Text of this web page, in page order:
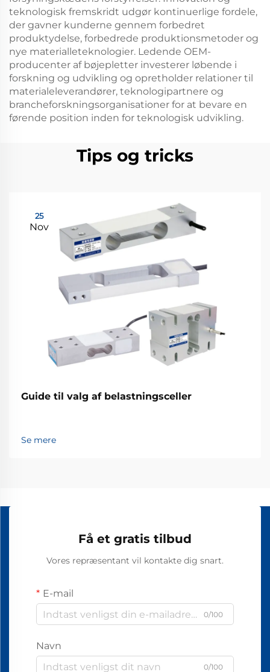
teknologisk fremskridt udgør kontinuerlige fordele,
der gavner kunderne gennem forbedret
produktydelse, forbedrede produktionsmetoder og
nye materialleteknologier. Ledende OEM-
producenter af bøjepletter investerer løbende i
forskning og udvikling og opretholder relationer til
materialeleverandører, teknologipartnere og
brancheforskningsorganisationer for at bevare en
førende position inden for teknologisk udvikling.
Tips og tricks
25
Nov
Guide til valg af belastningsceller
Se mere
Få et gratis tilbud
Vores repræsentant vil kontakte dig snart.
E-mail
0/100
Navn
0/100